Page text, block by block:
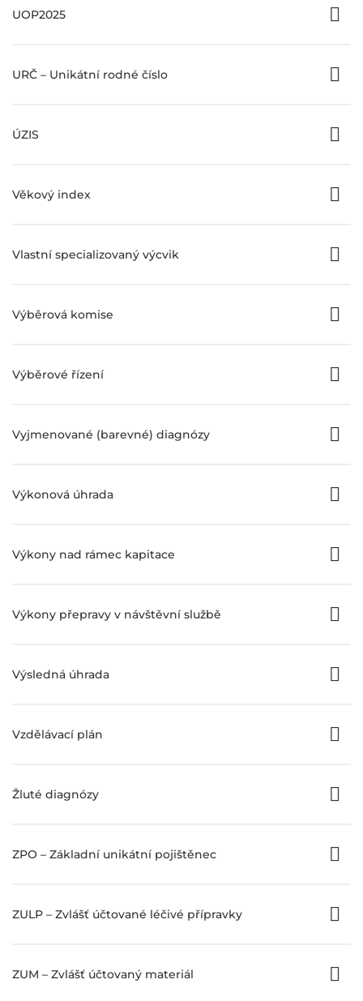
UOP2025
URČ – Unikátní rodné číslo
ÚZIS
Věkový index
Vlastní specializovaný výcvik
Výběrová komise
Výběrové řízení
Vyjmenované (barevné) diagnózy
Výkonová úhrada
Výkony nad rámec kapitace
Výkony přepravy v návštěvní službě
Výsledná úhrada
Vzdělávací plán
Žluté diagnózy
ZPO – Základní unikátní pojištěnec
ZULP – Zvlášť účtované léčivé přípravky
ZUM – Zvlášť účtovaný materiál